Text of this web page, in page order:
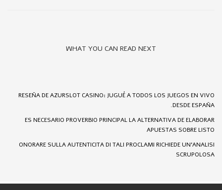
WHAT YOU CAN READ NEXT
RESEÑA DE AZURSLOT CASINO: JUGUÉ A TODOS LOS JUEGOS EN VIVO
DESDE ESPAÑA.
ES NECESARIO PROVERBIO PRINCIPAL LA ALTERNATIVA DE ELABORAR
APUESTAS SOBRE LISTO
ONORARE SULLA AUTENTICITA DI TALI PROCLAMI RICHIEDE UN'ANALISI
SCRUPOLOSA